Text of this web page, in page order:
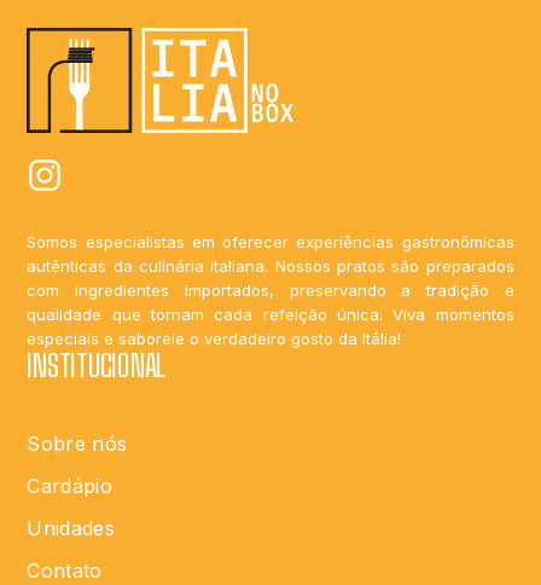
Somos especialistas em oferecer experiências gastronômicas
autênticas da culinária italiana. Nossos pratos são preparados
com ingredientes importados, preservando a tradição e
qualidade que tornam cada refeição única. Viva momentos
especiais e saboreie o verdadeiro gosto da Itália!
INSTITUCIONAL
Sobre nós
Cardápio
Unidades
Contato